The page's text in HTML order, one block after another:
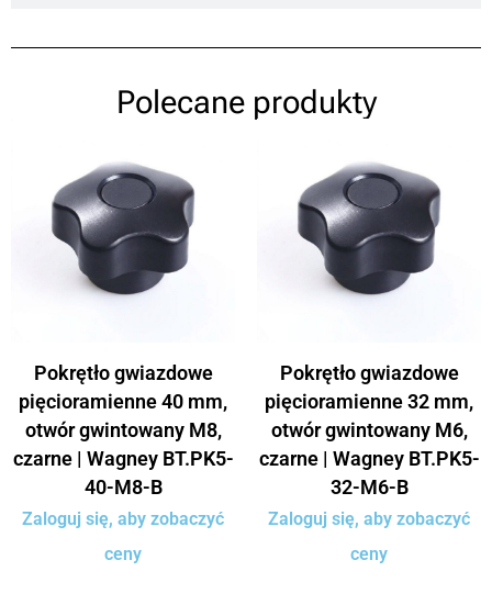
Polecane produkty
Pokrętło gwiazdowe
pięcioramienne 40 mm,
otwór gwintowany M8,
czarne | Wagney BT.PK5-
40-M8-B
Zaloguj się, aby zobaczyć
ceny
Pokrętło gwiazdowe
pięcioramienne 32 mm,
otwór gwintowany M6,
czarne | Wagney BT.PK5-
32-M6-B
Zaloguj się, aby zobaczyć
ceny